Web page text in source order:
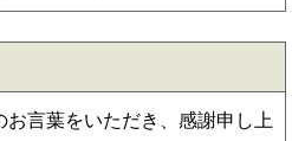
お言葉をいただき、感謝申し上